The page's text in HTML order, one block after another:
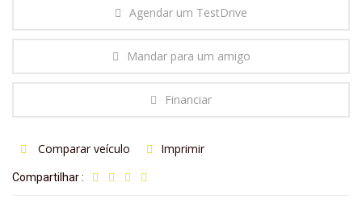
Agendar um TestDrive
Mandar para um amigo
Financiar
Comparar veículo Imprimir
Compartilhar :